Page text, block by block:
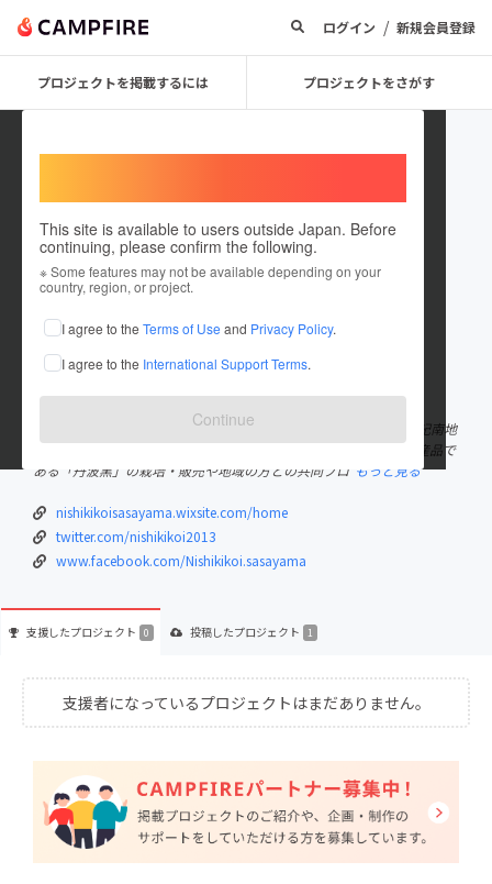
ログイン / 新規会員登録
プロジェクトを掲載するには プロジェクトをさがす
This site is available to users outside Japan. Before
continuing, please confirm the following.
※ Some features may not be available depending on your
country, region, or project.
I agree to the Terms of Use and Privacy Policy.
I agree to the International Support Terms.
Continue
nishikikoi
これまでに1件のプロジェクトを投稿しています
在住国：日本 現在地：未設定
出身国：日本 出身地：未設定
神戸大学地域密着型サークルにしき恋です。 兵庫県丹波篠山市西紀南地
区で農業ボランティアを中心に活動しています。 丹波篠山市の特産品で
ある「丹波黒」の栽培・販売や地域の方との共同プロ もっと見る
nishikikoisasayama.wixsite.com/home
twitter.com/nishikikoi2013
www.facebook.com/Nishikikoi.sasayama
支援したプロジェクト 0 投稿したプロジェクト 1
支援者になっているプロジェクトはまだありません。